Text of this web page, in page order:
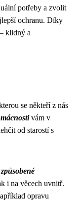
potřeby a zvolit
ochranu. Díky
klidný a
se někteří z nás
vám v
od starostí s
i na věcech uvnitř.
opravu